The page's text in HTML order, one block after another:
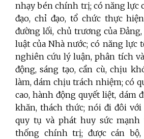
nhạy bén chính trị; có năng lực
đạo, chỉ đạo, tổ chức thực
đường lối, chủ trương của
luật của Nhà nước; có năng lực
nghiên cứu lý luận, phân tích
động, sáng tạo, cần cù, chịu
làm, dám chịu trách nhiệm; có
cao, hành động quyết liệt, dám
khăn, thách thức; nói đi đôi với
quy tụ và phát huy sức mạnh
thống chính trị; được cán bộ,